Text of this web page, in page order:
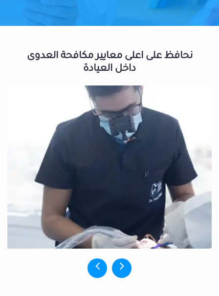
نحافظ على اعلى معايير مكافحة العدوى
داخل العيادة